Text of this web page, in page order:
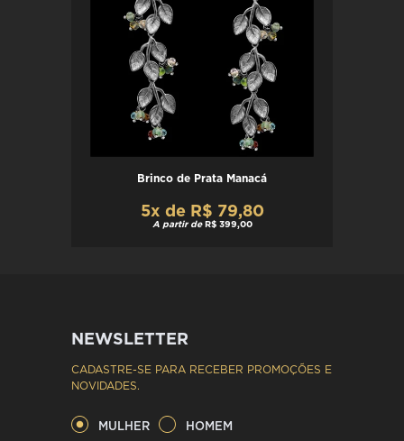
Brinco de Prata Manacá
5x de R$ 79,80
A partir de R$ 399,00
NEWSLETTER
CADASTRE-SE PARA RECEBER PROMOÇÕES E
NOVIDADES.
MULHER HOMEM